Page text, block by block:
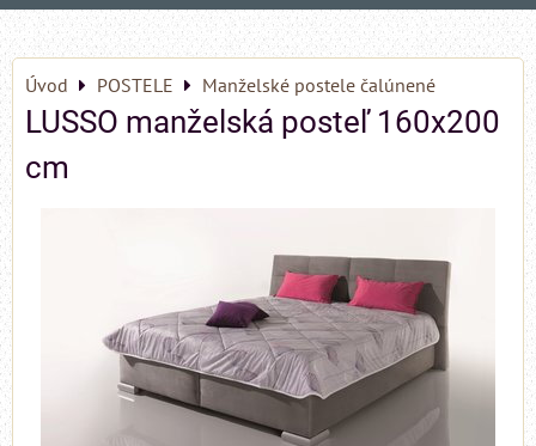
Úvod POSTELE Manželské postele čalúnené
LUSSO manželská posteľ 160x200
cm